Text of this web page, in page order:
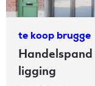
te koop brugge
ligging